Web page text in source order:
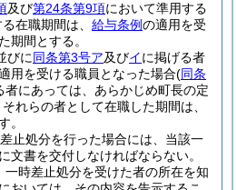
及び第24条第9項において準用する
在職期間は、 給与条例の適用を受
期間とする。
びに同条第3号ア及びイに掲げる者
用を受ける職員となった場合(同条
者にあっては、あらかじめ町長の定
それらの者として在職した期間は、
。
止処分を行った場合には、当該一
文書を交付しなければならない。
一時差止処分を受けた者の所在を知